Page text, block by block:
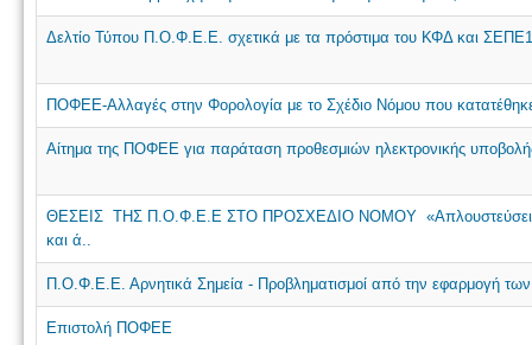
Δελτίο Τύπου Π.Ο.Φ.Ε.Ε. σχετικά με τα πρόστιμα του ΚΦΔ και
ΠΟΦΕΕ-Αλλαγές στην Φορολογία με το Σχέδιο Νόμου που
Αίτημα της ΠΟΦΕΕ για παράταση προθεσμιών ηλεκτρονικής
ΘΕΣΕΙΣ ΤΗΣ Π.Ο.Φ.Ε.Ε ΣΤΟ ΠΡΟΣΧΕΔΙΟ ΝΟΜΟΥ «Απλουστεύσεις
και ά..
Π.Ο.Φ.Ε.Ε. Αρνητικά Σημεία - Προβληματισμοί από την εφαρμογή
Επιστολή ΠΟΦΕΕ